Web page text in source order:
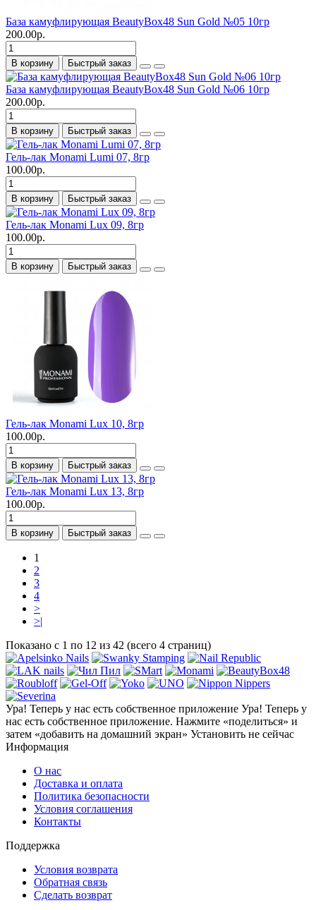
База камуфлирующая BeautyBox48 Sun Gold №05 10гр
200.00р.
В корзину Быстрый заказ
База камуфлирующая BeautyBox48 Sun Gold №06 10гр
200.00р.
В корзину Быстрый заказ
Гель-лак Monami Lumi 07, 8гр
100.00р.
В корзину Быстрый заказ
Гель-лак Monami Lux 09, 8гр
100.00р.
В корзину Быстрый заказ
Гель-лак Monami Lux 10, 8гр
100.00р.
В корзину Быстрый заказ
Гель-лак Monami Lux 13, 8гр
100.00р.
В корзину Быстрый заказ
1
2
3
4
>
>|
Показано с 1 по 12 из 42 (всего 4 страниц)
Ура! Теперь у нас есть собственное приложение Ура! Теперь у
нас есть собственное приложение. Нажмите «поделиться» и
затем «добавить на домашний экран» Установить не сейчас
Информация
О нас
Доставка и оплата
Политика безопасности
Условия соглашения
Контакты
Поддержка
Условия возврата
Обратная связь
Сделать возврат